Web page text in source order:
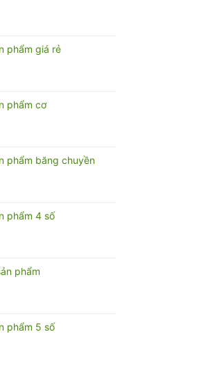
phẩm giá rẻ
phẩm cơ
phẩm băng chuyền
phẩm 4 số
phẩm
phẩm 5 số